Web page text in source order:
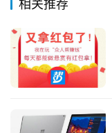
相关推荐